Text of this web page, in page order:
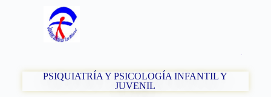
PSIQUIATRÍA Y PSICOLOGÍA INFANTIL Y
JUVENIL